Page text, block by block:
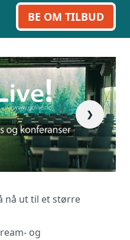
BE OM TILBUD
❯
nå ut til et større
og